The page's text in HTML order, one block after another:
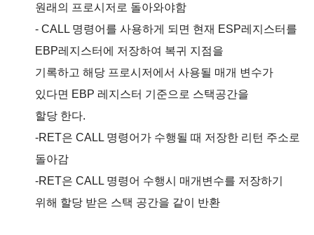
원래의 프로시저로 돌아와야함
- CALL 명령어를 사용하게 되면 현재 ESP레지스터를
EBP레지스터에 저장하여 복귀 지점을
기록하고 해당 프로시저에서 사용될 매개 변수가
있다면 EBP 레지스터 기준으로 스택공간을
할당 한다.
-RET은 CALL 명령어가 수행될 때 저장한 리턴 주소로
돌아감
-RET은 CALL 명령어 수행시
매개변수를 저장하기
위해 할당 받은 스택 공간을 같이 반환